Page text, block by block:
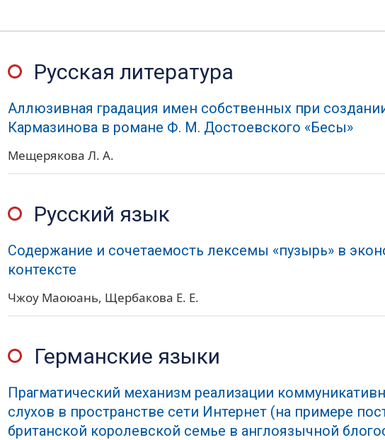
Русская литература
Аллюзивная градация имен собственных при
Кармазинова в романе Ф. М. Достоевского «Бесы»
Мещерякова Л. А.
Русский язык
Содержание и сочетаемость лексемы «пузырь» в
контексте
Чжоу Маоюань Щербакова Е. Е.
Германские языки
Прагматический механизм реализации
слухов в пространстве сети Интернет (на примере
британской королевской семье в англоязычной